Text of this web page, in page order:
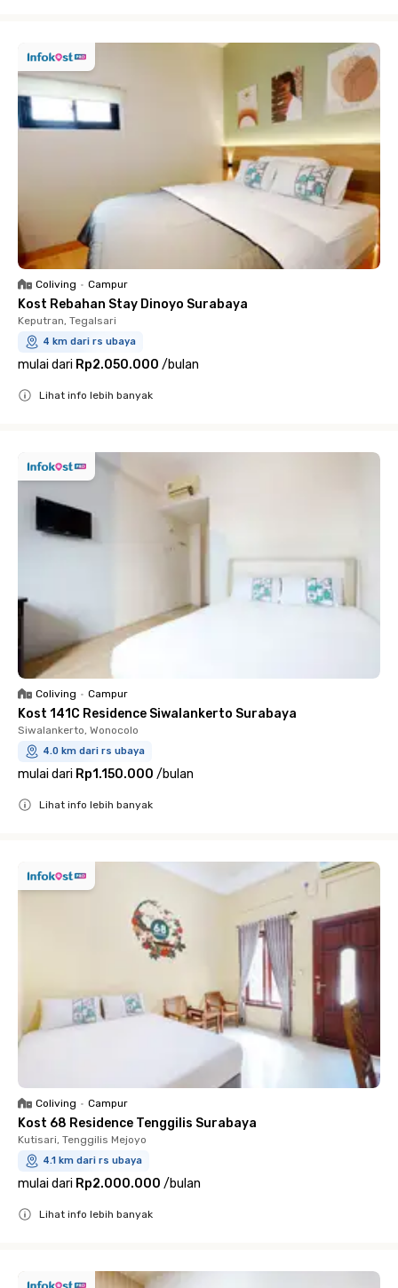
Coliving • Campur
Kost Rebahan Stay Dinoyo Surabaya
Keputran, Tegalsari
4 km dari rs ubaya
mulai dari Rp2.050.000 /bulan
Lihat info lebih banyak
Coliving • Campur
Kost 141C Residence Siwalankerto Surabaya
Siwalankerto, Wonocolo
4.0 km dari rs ubaya
mulai dari Rp1.150.000 /bulan
Lihat info lebih banyak
Coliving • Campur
Kost 68 Residence Tenggilis Surabaya
Kutisari, Tenggilis Mejoyo
4.1 km dari rs ubaya
mulai dari Rp2.000.000 /bulan
Lihat info lebih banyak